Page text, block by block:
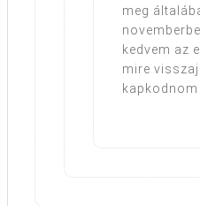
meg
kedvem az
mire
kapkodnom